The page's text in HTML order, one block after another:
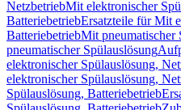
NetzbetriebMit elektronischer
BatteriebetriebErsatzteile für Mit
BatteriebetriebMit pneumatischer
pneumatischer Spülauslösung
elektronischer Spülauslösung,
elektronischer Spülauslösung,
Spülauslösung, Batteriebetrieb